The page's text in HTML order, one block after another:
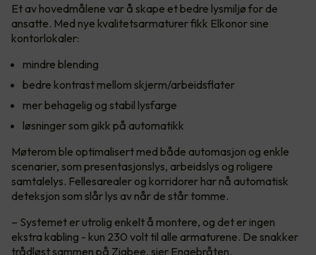
Et av hovedmålene var å skape et bedre lysmiljø for de
ansatte. Med nye kvalitetsarmaturer fikk Elkonor sine
kontorlokaler:
mindre blending
bedre kontrast mellom skjerm/arbeidsflater
mer behagelig og stabil lysfarge
løsninger som gikk på automatikk
Møterom ble optimalisert med både automasjon og enkle
scenarier, som presentasjonslys, arbeidslys og roligere
samtalelys. Fellesarealer og korridorer har nå automatisk
deteksjon som slår lys av når de står tomme.
– Systemet er utrolig enkelt å montere, og det er ingen
ekstra kabling - kun 230 volt til alle armaturene. De snakker
trådløst sammen på Zigbee, sier Engebråten.